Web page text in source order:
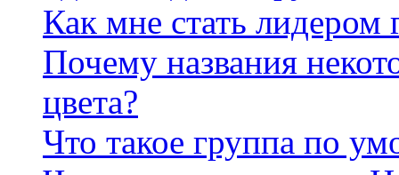
Как мне стать лидером
Почему названия
цвета?
Что такое группа по